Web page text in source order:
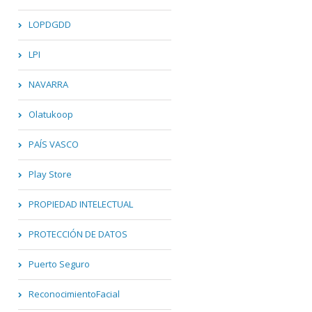
LOPDGDD
LPI
NAVARRA
Olatukoop
PAÍS VASCO
Play Store
PROPIEDAD INTELECTUAL
PROTECCIÓN DE DATOS
Puerto Seguro
ReconocimientoFacial